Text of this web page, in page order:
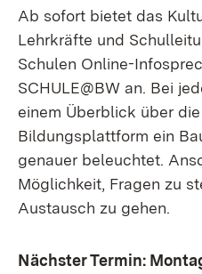
Ab sofort bietet das
Lehrkräfte und
Schulen Online-
SCHULE@BW an. Bei
einem Überblick über
Bildungsplattform ein
genauer beleuchtet.
Möglichkeit, Fragen zu
Austausch zu gehen.
Nächster Termin: